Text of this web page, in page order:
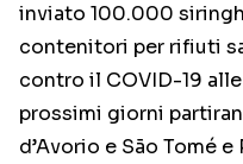
inviato 100.000
contenitori per rifiuti
contro il COVID-19
prossimi giorni
d’Avorio e São Tomé e